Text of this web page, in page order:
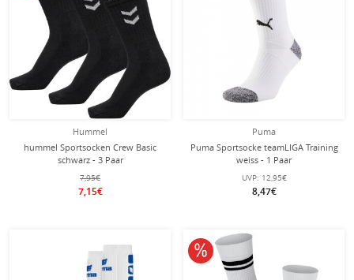
Hummel
hummel Sportsocken Crew Basic
schwarz - 3 Paar
7,95€
7,15€
Puma
Puma Sportsocke teamLIGA Training
weiss - 1 Paar
UVP: 12,95€
8,47€
10% reduziert